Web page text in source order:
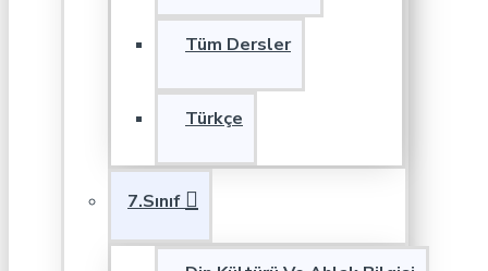
Tüm Dersler
Türkçe
7.Sınıf